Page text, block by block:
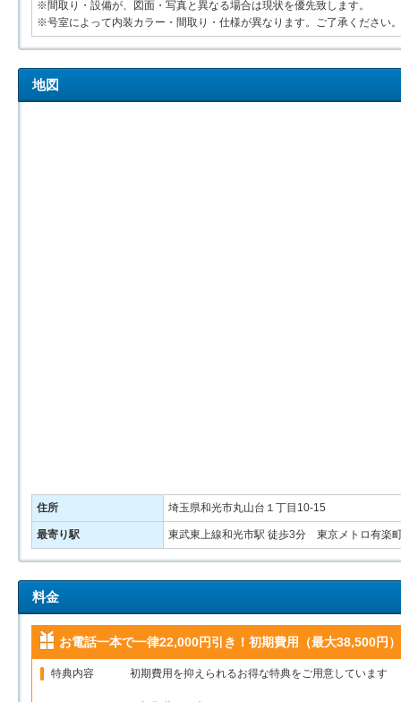
※間取り・設備が、図面・写真と異なる場合は現状を優先致します。
※号室によって内装カラー・間取り・仕様が異なります。ご了承ください。
地図
住所 埼玉県和光市丸山台１丁目10-15
最寄り駅 東武東上線和光市駅 徒歩3分 東京メトロ有楽
料金
お電話一本で一律22,000円引き！初期費用（最大38,500円
特典内容 初期費用を抑えられるお得な特典をご用意しています